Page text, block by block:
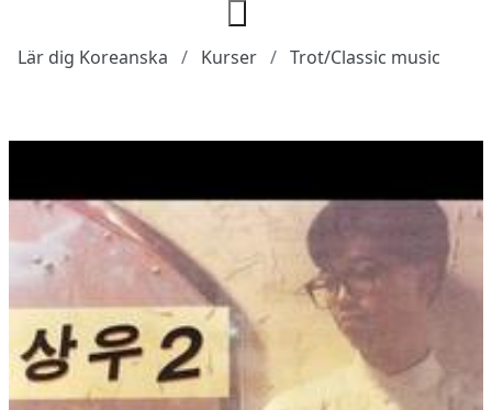
Lär dig Koreanska Kurser Trot/Classic music